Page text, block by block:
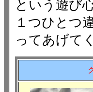
という遊び
１つひとつ
ってあげて